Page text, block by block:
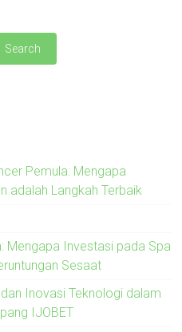
Search
Pemula: Mengapa
adalah Langkah Terbaik
Mengapa Investasi pada Spa
Sesaat
Inovasi Teknologi dalam
IJOBET